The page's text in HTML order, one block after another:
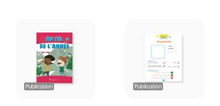
Publication Publication